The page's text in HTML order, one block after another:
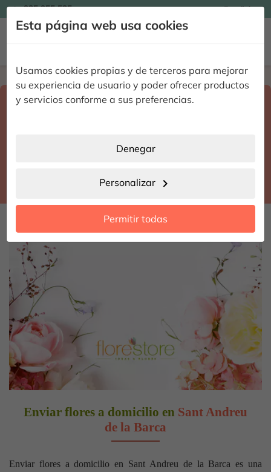
Esta página web usa cookies
Usamos cookies propias y de terceros para mejorar
su experiencia de usuario y poder ofrecer productos
y servicios conforme a sus preferencias.
Denegar
Personalizar chevron_right
Permitir todas
935 955 525 Español
 
Home Enviar flores a domicilio Barcelona
Selecciona destino y fecha de entrega
Sant Andreu de la Barca
Enviar flores a domicilio en Sant Andreu
de la Barca
Enviar flores a domicilio en Sant Andreu de la Barca es una